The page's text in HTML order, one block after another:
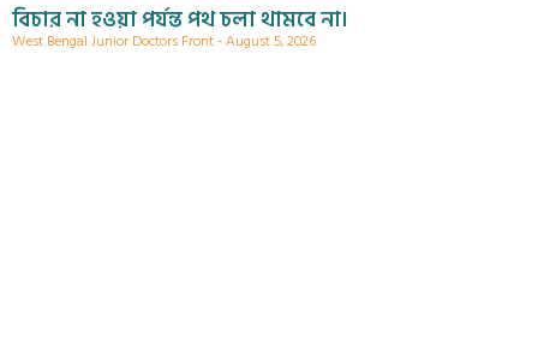
বিচার না হওয়া পর্যন্ত পথ চলা থামবে না।
West Bengal Junior Doctors Front August 5, 2026